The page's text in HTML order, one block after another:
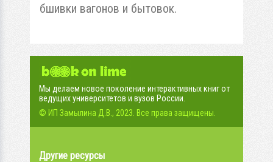
обшивки вагонов и бытовок.
Мы делаем новое поколение интерактивных книг от
ведущих университетов и вузов России.
© ИП Замылина Д.В., 2023. Все права защищены.
Другие ресурсы